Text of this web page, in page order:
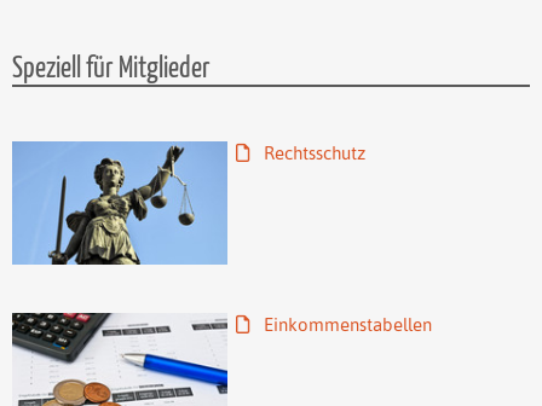
Speziell für Mitglieder
Rechtsschutz
Einkommenstabellen